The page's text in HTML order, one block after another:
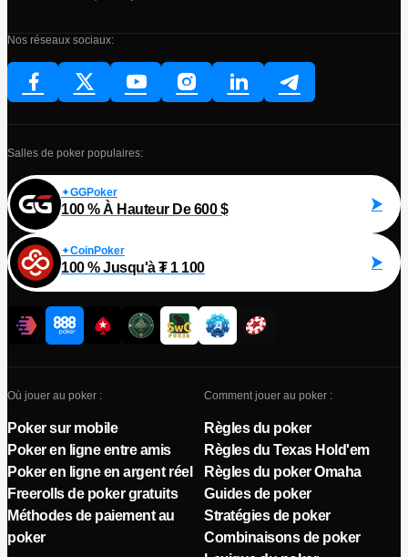
Nos réseaux sociaux:
Salles de poker populaires:
GGPoker
100 % À Hauteur De 600 $
CoinPoker
100 % Jusqu'à ₮ 1 100
Où jouer au poker :
Poker sur mobile
Poker en ligne entre amis
Poker en ligne en argent réel
Freerolls de poker gratuits
Méthodes de paiement au
poker
Comment jouer au poker :
Règles du poker
Règles du Texas Hold'em
Règles du poker Omaha
Guides de poker
Stratégies de poker
Combinaisons de poker